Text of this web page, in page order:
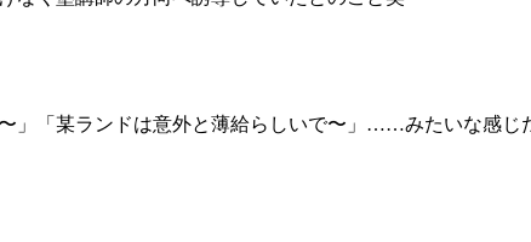
」「某ランドは意外と薄給らしいで〜」……みたいな感じ